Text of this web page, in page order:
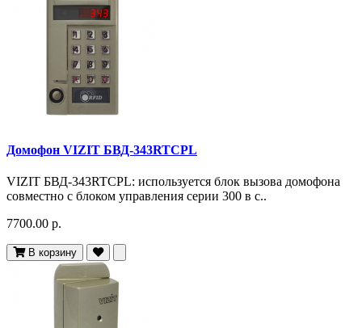
Домофон VIZIT БВД-343RTCPL
VIZIT БВД-343RTCPL: используется блок вызова домофона
совместно с блоком управления серии 300 в с..
7700.00 р.
В корзину